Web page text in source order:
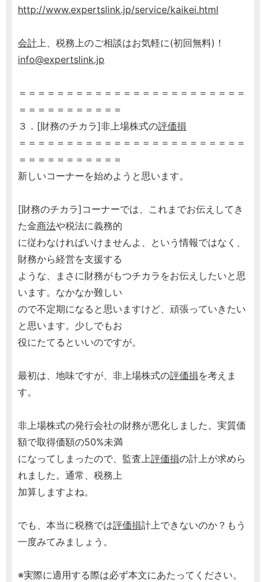
http://www.expertslink.jp/service/kaikei.html
会計上、税務上のご相談はお気軽に(初回無料)！
info@expertslink.jp
＝＝＝＝＝＝＝＝＝＝＝＝＝＝＝＝＝＝＝＝＝＝＝＝
＝＝＝＝＝＝＝＝＝＝＝
３．[財務のチカラ]非上場株式の評価損
＝＝＝＝＝＝＝＝＝＝＝＝＝＝＝＝＝＝＝＝＝＝＝＝
＝＝＝＝＝＝＝＝＝＝＝
新しいコーナーを始めようと思います。
[財務のチカラ]コーナーでは、これまでお伝えしてき
た金商法や税法に義務的
に従わなければいけませんよ、という情報ではなく、
財務から経営を支援する
ような、まさに財務がもつチカラをお伝えしたいと思
います。なかなか難しい
ので不定期になると思いますけど、頑張っていきたい
と思います。少しでもお
役にたてるといいのですが。
最初は、地味ですが、非上場株式の評価損を考えま
す。
非上場株式の発行会社の財務が悪化しました。実質価
額で取得価額の50%未満
になってしまったので、監査上評価損の計上が求めら
れました。通常、税務上
加算しますよね。
でも、本当に税務では評価損計上できないのか？もう
一度みてみましょう。
※実際に適用する際は必ず本文にあたってください。